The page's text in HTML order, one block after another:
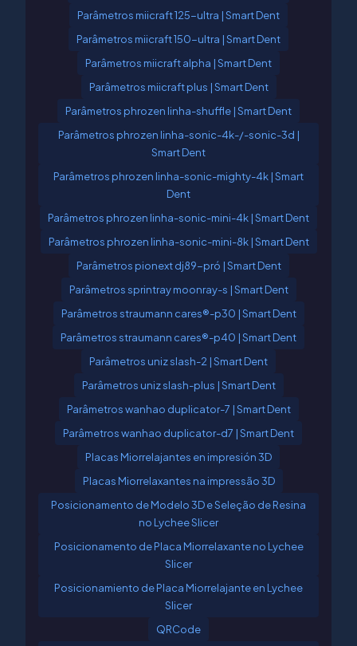
Parâmetros miicraft 125-ultra | Smart Dent
Parâmetros miicraft 150-ultra | Smart Dent
Parâmetros miicraft alpha | Smart Dent
Parâmetros miicraft plus | Smart Dent
Parâmetros phrozen linha-shuffle | Smart Dent
Parâmetros phrozen linha-sonic-4k-/-sonic-3d |
Smart Dent
Parâmetros phrozen linha-sonic-mighty-4k | Smart
Dent
Parâmetros phrozen linha-sonic-mini-4k | Smart Dent
Parâmetros phrozen linha-sonic-mini-8k | Smart Dent
Parâmetros pionext dj89-pró | Smart Dent
Parâmetros sprintray moonray-s | Smart Dent
Parâmetros straumann cares®-p30 | Smart Dent
Parâmetros straumann cares®-p40 | Smart Dent
Parâmetros uniz slash-2 | Smart Dent
Parâmetros uniz slash-plus | Smart Dent
Parâmetros wanhao duplicator-7 | Smart Dent
Parâmetros wanhao duplicator-d7 | Smart Dent
Placas Miorrelajantes en impresión 3D
Placas Miorrelaxantes na impressão 3D
Posicionamento de Modelo 3D e Seleção de Resina
no Lychee Slicer
Posicionamento de Placa Miorrelaxante no Lychee
Slicer
Posicionamiento de Placa Miorrelajante en Lychee
Slicer
QRCode